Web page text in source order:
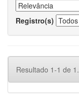
Registro(s)
Resultado 1-1 de 1.